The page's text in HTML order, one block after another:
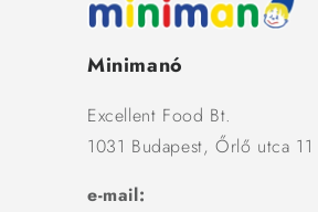
Minimanó
Excellent Food Bt.
1031 Budapest, Őrlő utca 11
e-mail: